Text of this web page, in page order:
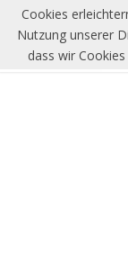
Cookies
Nutzung unserer
dass wir